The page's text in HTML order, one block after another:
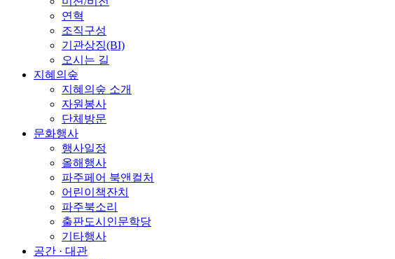
연혁
조직구성
기관상징(BI)
오시는 길
지혜의숲
지혜의숲 소개
자원봉사
단체방문
문화행사
행사일정
올해행사
파주페어 북앤컬처
어린이책잔치
파주북소리
출판도시인문학당
기타행사
공간 · 대관